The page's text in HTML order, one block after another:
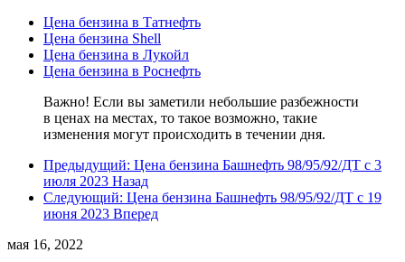
Цена бензина в Татнефть
Цена бензина Shell
Цена бензина в Лукойл
Цена бензина в Роснефть
Важно! Если вы заметили небольшие разбежности
в ценах на местах, то такое возможно, такие
изменения могут происходить в течении дня.
Предыдущий: Цена бензина Башнефть 98/95/92/ДТ с 3
июля 2023 Назад
Следующий: Цена бензина Башнефть 98/95/92/ДТ с 19
июня 2023 Вперед
мая 16, 2022